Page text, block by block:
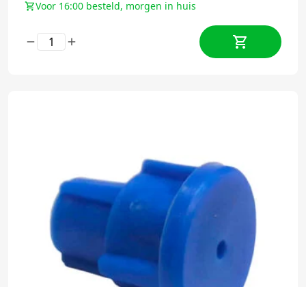
Voor 16:00 besteld, morgen in huis